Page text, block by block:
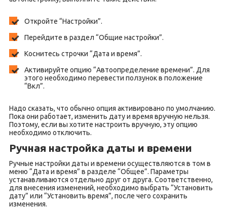
Откройте “Настройки”.
Перейдите в раздел “Общие настройки”.
Коснитесь строчки “Дата и время”.
Активируйте опцию “Автоопределение времени”. Для
этого необходимо перевести ползунок в положение
“Вкл”.
Надо сказать, что обычно опция активировано по умолчанию.
Пока они работает, изменить дату и время вручную нельзя.
Поэтому, если вы хотите настроить вручную, эту опцию
необходимо отключить.
Ручная настройка даты и времени
Ручные настройки даты и времени осуществляются в том в
меню “Дата и время” в разделе “Общее”. Параметры
устанавливаются отдельно друг от друга. Соответственно,
для внесения изменений, необходимо выбрать “Установить
дату” или “Установить время”, после чего сохранить
изменения.